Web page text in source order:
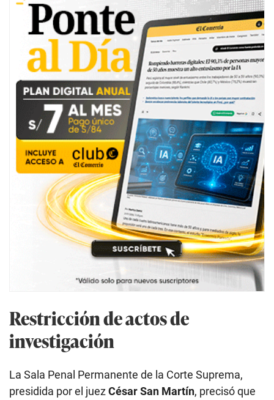
Restricción de actos de
investigación
La Sala Penal Permanente de la Corte Suprema,
presidida por el juezCésar San Martín, precisó que